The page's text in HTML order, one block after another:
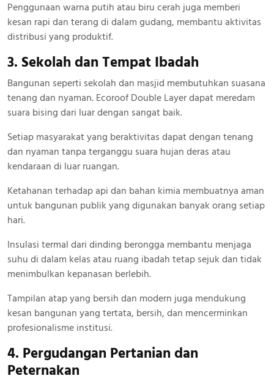
Penggunaan warna putih atau biru cerah juga memberi
kesan rapi dan terang di dalam gudang, membantu aktivitas
distribusi yang produktif.
3. Sekolah dan Tempat Ibadah
Bangunan seperti sekolah dan masjid membutuhkan suasana
tenang dan nyaman. Ecoroof Double Layer dapat meredam
suara bising dari luar dengan sangat baik.
Setiap masyarakat yang beraktivitas dapat dengan tenang
dan nyaman tanpa terganggu suara hujan deras atau
kendaraan di luar ruangan.
Ketahanan terhadap api dan bahan kimia membuatnya aman
untuk bangunan publik yang digunakan banyak orang setiap
hari.
Insulasi termal dari dinding berongga membantu menjaga
suhu di dalam kelas atau ruang ibadah tetap sejuk dan tidak
menimbulkan kepanasan berlebih.
Tampilan atap yang bersih dan modern juga mendukung
kesan bangunan yang tertata, bersih, dan mencerminkan
profesionalisme institusi.
4. Pergudangan Pertanian dan
Peternakan